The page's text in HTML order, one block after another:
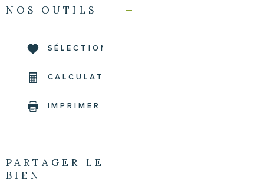
NOS OUTILS
SÉLECTIONNER
CALCULATRICE
IMPRIMER
PARTAGER LE
BIEN